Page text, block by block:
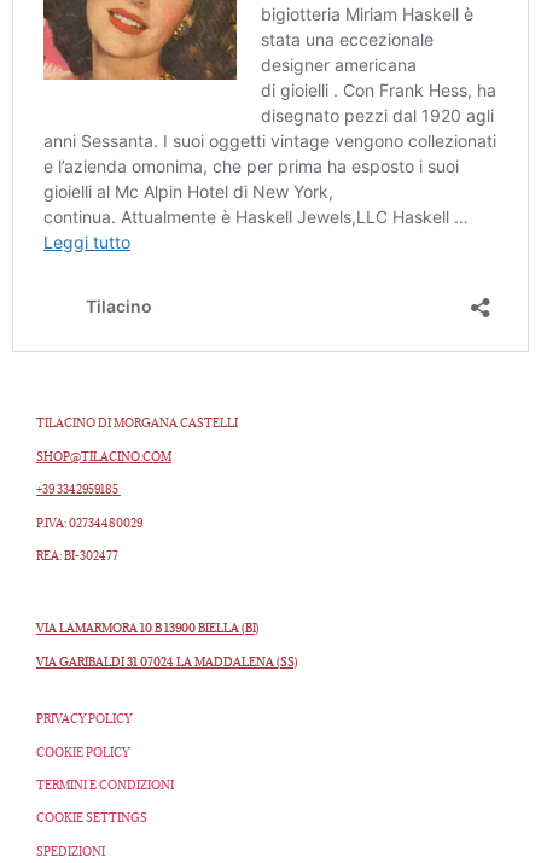
TILACINO DI MORGANA CASTELLI
SHOP@TILACINO.COM
+39 3342959185
P.IVA: 02734480029
REA: BI-302477
VIA LAMARMORA 10 B 13900 BIELLA (BI)
VIA GARIBALDI 31 07024 LA MADDALENA (SS)
PRIVACY POLICY
COOKIE POLICY
TERMINI E CONDIZIONI
COOKIE SETTINGS
SPEDIZIONI